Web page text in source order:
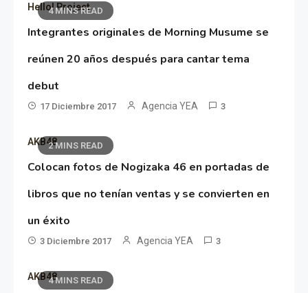
4 MINS READ
Hello! Project
Integrantes originales de Morning Musume se
reúnen 20 años después para cantar tema
debut
17 Diciembre 2017 Agencia YEA 3
2 MINS READ
AKB48
Colocan fotos de Nogizaka 46 en portadas de
libros que no tenían ventas y se convierten en
un éxito
3 Diciembre 2017 Agencia YEA 3
4 MINS READ
AKB48